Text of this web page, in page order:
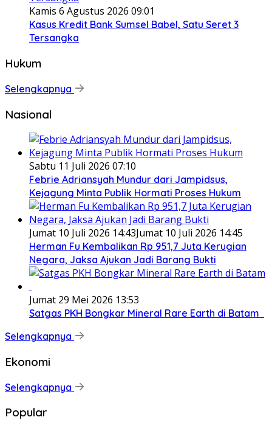
Kamis 6 Agustus 2026 09:01
Kasus Kredit Bank Sumsel Babel, Satu Seret 3
Tersangka
Hukum
Selengkapnya
Nasional
Sabtu 11 Juli 2026 07:10
Febrie Adriansyah Mundur dari Jampidsus,
Kejagung Minta Publik Hormati Proses Hukum
Jumat 10 Juli 2026 14:43Jumat 10 Juli 2026 14:45
Herman Fu Kembalikan Rp 951,7 Juta Kerugian
Negara, Jaksa Ajukan Jadi Barang Bukti
Jumat 29 Mei 2026 13:53
Satgas PKH Bongkar Mineral Rare Earth di Batam
Selengkapnya
Ekonomi
Selengkapnya
Popular